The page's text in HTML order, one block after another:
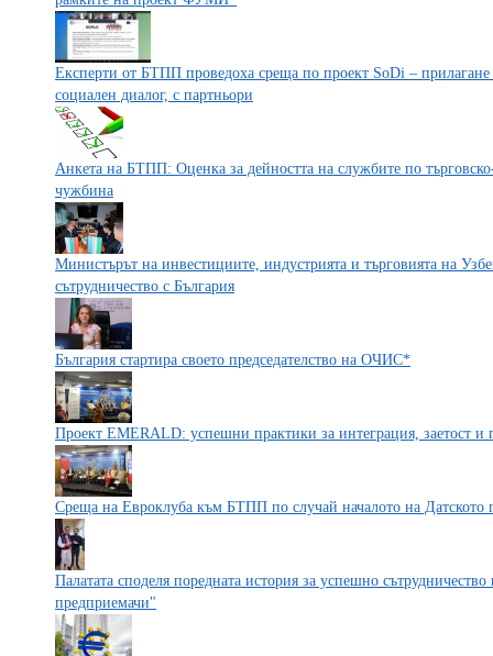
Експерти от БТПП проведоха среща по проект SoDi – прилагане
социален диалог, с партньори
Анкета на БТПП: Оценка за дейността на службите по
чужбина
Министърът на инвестициите, индустрията и търговията на
сътрудничество с България
България стартира своето председателство на ОЧИС*
Проект EMERALD: успешни практики за интеграция, заетост и
Среща на Евроклуба към БТПП по случай началото на Датското
Палатата споделя поредната история за успешно
предприемачи"